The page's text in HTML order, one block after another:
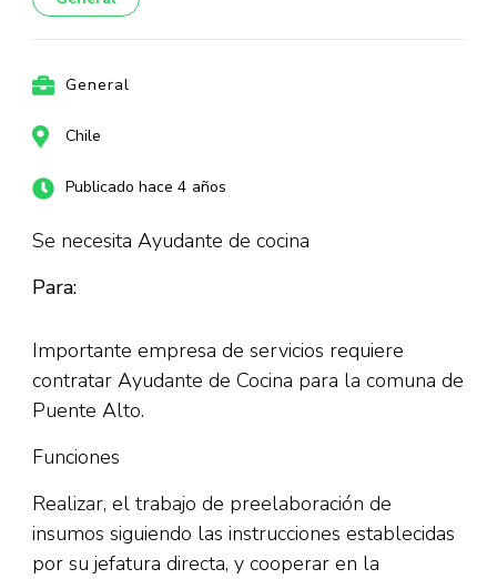
General
Chile
Publicado hace 4 años
Se necesita Ayudante de cocina
Para:
Importante empresa de servicios requiere
contratar Ayudante de Cocina para la comuna de
Puente Alto.
Funciones
Realizar, el trabajo de preelaboración de
insumos siguiendo las instrucciones establecidas
por su jefatura directa, y cooperar en la